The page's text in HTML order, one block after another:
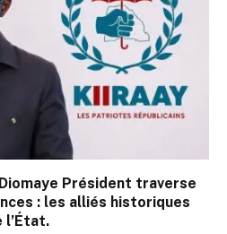
Président traverse
: les alliés historiques